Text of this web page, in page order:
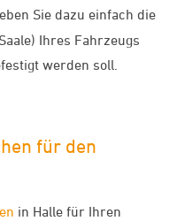
Sie dazu einfach die
Ihres Fahrzeugs
werden soll.
für den
in Halle für Ihren